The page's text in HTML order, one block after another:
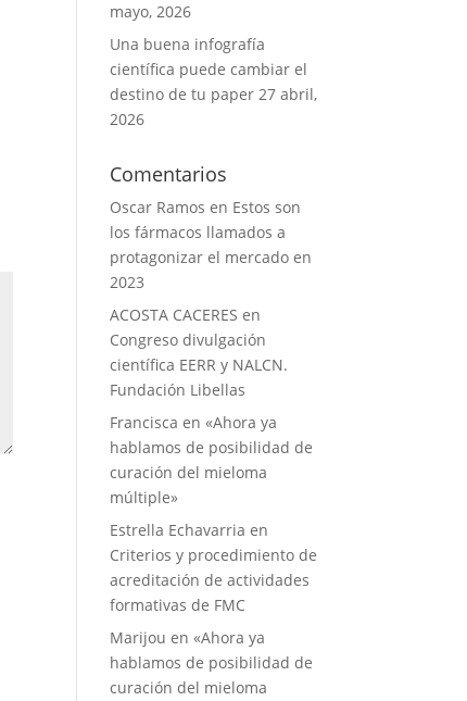
mayo, 2026
Una buena infografía
científica puede cambiar el
destino de tu paper 27 abril,
2026
Comentarios
Oscar Ramos en Estos son
los fármacos llamados a
protagonizar el mercado en
2023
ACOSTA CACERES en
Congreso divulgación
científica EERR y NALCN.
Fundación Libellas
Francisca en«Ahora ya
hablamos de posibilidad de
curación del mieloma
múltiple»
Estrella Echavarria en
Criterios y procedimiento de
acreditación de actividades
formativas de FMC
Marijou en«Ahora ya
hablamos de posibilidad de
curación del mieloma